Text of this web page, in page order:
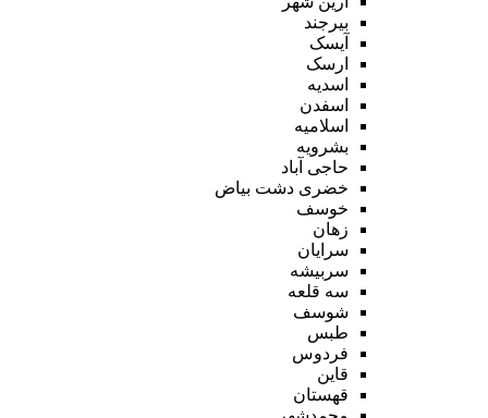
بیرجند
آیسک
ارسک
اسدیه
اسفدن
اسلامیه
بشرویه
حاجی آباد
خضری دشت بیاض
خوسف
زهان
سرایان
سربیشه
سه قلعه
شوسف
طبس
فردوس
قاین
قهستان